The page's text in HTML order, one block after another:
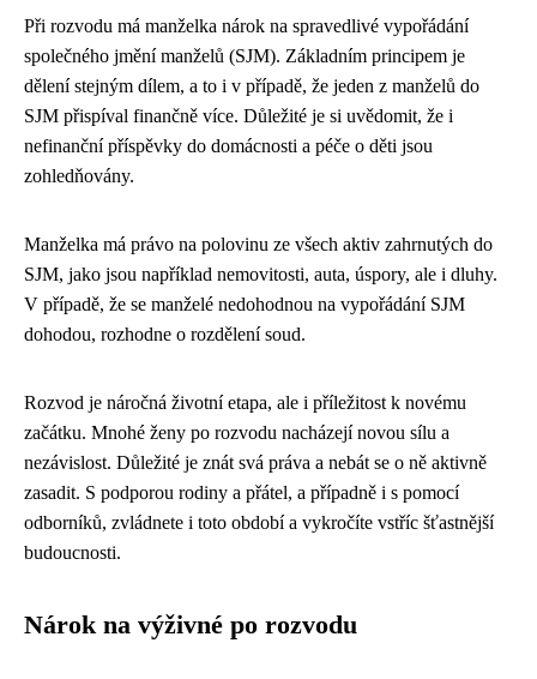
Při rozvodu má manželka nárok na spravedlivé vypořádání
společného jmění manželů (SJM). Základním principem je
dělení stejným dílem, a to i v případě, že jeden z manželů do
SJM přispíval finančně více. Důležité je si uvědomit, že i
nefinanční příspěvky do domácnosti a péče o děti jsou
zohledňovány.
Manželka má právo na polovinu ze všech aktiv zahrnutých do
SJM, jako jsou například nemovitosti, auta, úspory, ale i dluhy.
V případě, že se manželé nedohodnou na vypořádání SJM
dohodou, rozhodne o rozdělení soud.
Rozvod je náročná životní etapa, ale i příležitost k novému
začátku. Mnohé ženy po rozvodu nacházejí novou sílu a
nezávislost. Důležité je znát svá práva a nebát se o ně aktivně
zasadit. S podporou rodiny a přátel, a případně i s pomocí
odborníků, zvládnete i toto období a vykročíte vstříc šťastnější
budoucnosti.
Nárok na výživné po rozvodu